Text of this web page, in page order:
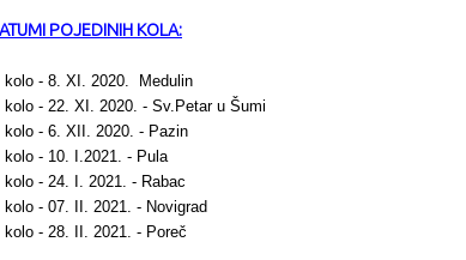
POJEDINIH KOLA:
kolo - 8. XI. 2020. Medulin
kolo - 22. XI. 2020. - Sv.Petar u Šumi
kolo - 6. XII. 2020. - Pazin
kolo - 10. I.2021. - Pula
kolo - 24. I. 2021. - Rabac
kolo - 07. II. 2021. - Novigrad
kolo - 28. II. 2021. - Poreč